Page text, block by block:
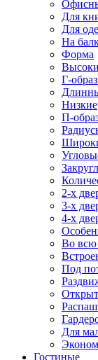
Для
Для
На
Форма
Г-
Низкие
П-
2-х
3-х
4-х
Во всю
Под
Для
Эконом
Гостиные